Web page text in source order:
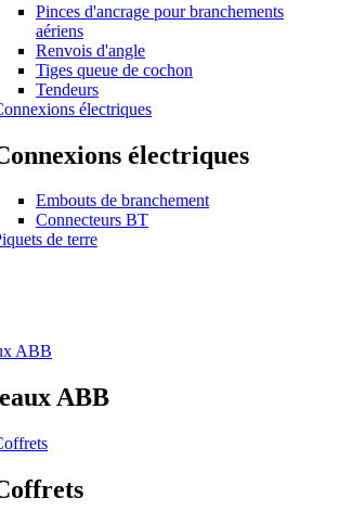
Pinces d'ancrage pour branchements
aériens
Renvois d'angle
Tiges queue de cochon
Tendeurs
électriques
électriques
Embouts de branchement
Connecteurs BT
de terre
ABB
ABB